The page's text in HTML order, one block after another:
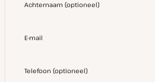
Achternaam (optioneel)
E-mail
Telefoon (optioneel)